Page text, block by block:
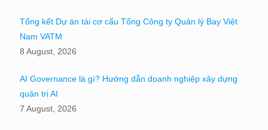
Tổng kết Dự án tái cơ cấu Tổng Công ty Quản lý Bay Việt
Nam VATM
8 August, 2026
AI Governance là gì? Hướng dẫn doanh nghiệp xây dựng
quản trị AI
7 August, 2026